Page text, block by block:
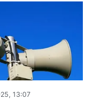
13:07